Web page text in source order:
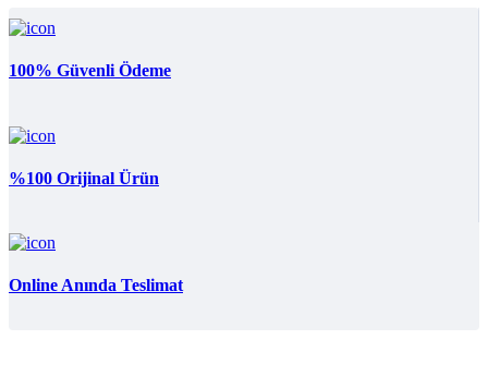
100% Güvenli Ödeme
%100 Orijinal Ürün
Online Anında Teslimat